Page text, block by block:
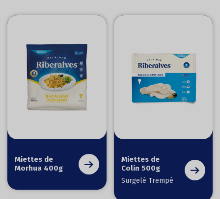
Miettes de
Morhua 400g
Miettes de
Colin 500g
Surgelé Trempé